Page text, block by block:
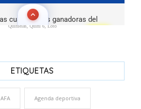
Quinielas, Quini 6, Loto
ETIQUETAS
AFA Agenda deportiva